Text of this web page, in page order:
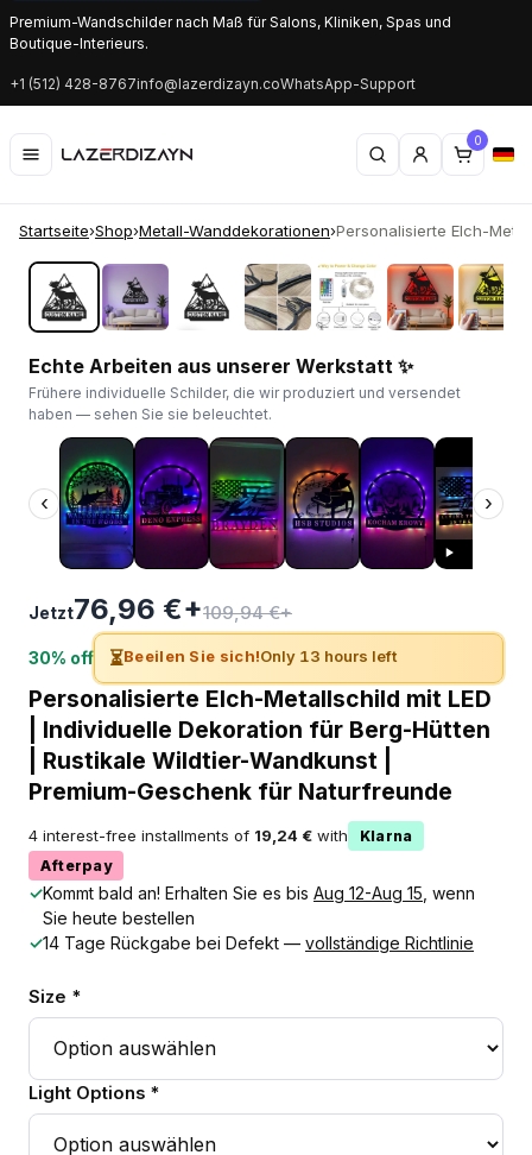
Premium-Wandschilder nach Maß für Salons, Kliniken, Spas und
Boutique-Interieurs.
+1 (512) 428-8767info@lazerdizayn.coWhatsApp-Support
0
Startseite›Shop›Metall-Wanddekorationen›Personalisierte Elch-
‹ ›
Echte Arbeiten aus unserer Werkstatt ✨
Frühere individuelle Schilder, die wir produziert und versendet
haben — sehen Sie sie beleuchtet.
‹ ›
Jetzt76,96 €+109,94 €+
30% off ⏳Beeilen Sie sich!Only 13 hours left
Personalisierte Elch-Metallschild mit LED
| Individuelle Dekoration für Berg-Hütten
| Rustikale Wildtier-Wandkunst |
Premium-Geschenk für Naturfreunde
4 interest-free installments of 19,24 € with
Klarna
Afterpay
✓Kommt bald an! Erhalten Sie es bis Aug 12-Aug 15 , wenn
Sie heute bestellen
✓14 Tage Rückgabe bei Defekt — vollständige Richtlinie
Size *
Light Options *